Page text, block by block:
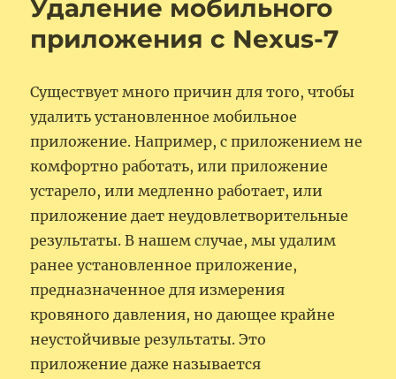
Удаление мобильного
приложения с Nexus-7
Существует много причин для того, чтобы
удалить установленное мобильное
приложение. Например, с приложением не
комфортно работать, или приложение
устарело, или медленно работает, или
приложение дает неудовлетворительные
результаты. В нашем случае, мы удалим
ранее установленное приложение,
предназначенное для измерения
кровяного давления, но дающее крайне
неустойчивые результаты. Это
приложение даже называется